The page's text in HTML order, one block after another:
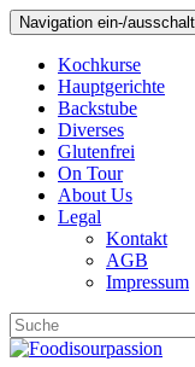
Navigation ein-/
Kochkurse
Hauptgerichte
Backstube
Diverses
Glutenfrei
On Tour
About Us
Legal
Kontakt
AGB
Impressum